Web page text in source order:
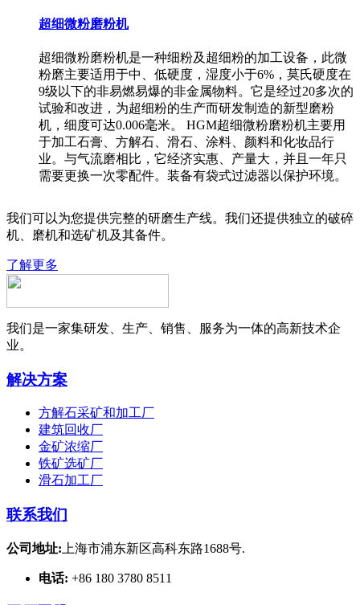
超细微粉磨粉机
超细微粉磨粉机是一种细粉及超细粉的加工设备，此微
粉磨主要适用于中、低硬度，湿度小于6%，莫氏硬度在
9级以下的非易燃易爆的非金属物料。它是经过20多次的
试验和改进，为超细粉的生产而研发制造的新型磨粉
机，细度可达0.006毫米。 HGM超细微粉磨粉机主要用
于加工石膏、方解石、滑石、涂料、颜料和化妆品行
业。与气流磨相比，它经济实惠、产量大，并且一年只
需要更换一次零配件。装备有袋式过滤器以保护环境。
我们可以为您提供完整的研磨生产线。我们还提供独立的破碎
机、磨机和选矿机及其备件。
了解更多
我们是一家集研发、生产、销售、服务为一体的高新技术企
业。
解决方案
方解石采矿和加工厂
建筑回收厂
金矿浓缩厂
铁矿选矿厂
滑石加工厂
联系我们
公司地址: 上海市浦东新区高科东路1688号.
电话: +86 180 3780 8511